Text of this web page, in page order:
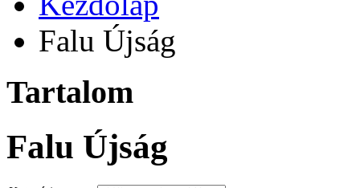
Falu Újság
Tartalom
Falu Újság